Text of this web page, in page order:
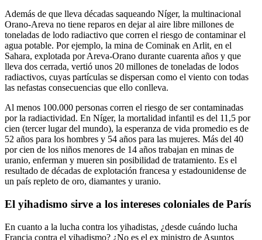
Además de que lleva décadas saqueando Níger, la multinacional
Orano-Areva no tiene reparos en dejar al aire libre millones de
toneladas de lodo radiactivo que corren el riesgo de contaminar el
agua potable. Por ejemplo, la mina de Cominak en Arlit, en el
Sahara, explotada por Areva-Orano durante cuarenta años y que
lleva dos cerrada, vertió unos 20 millones de toneladas de lodos
radiactivos, cuyas partículas se dispersan como el viento con todas
las nefastas consecuencias que ello conlleva.
Al menos 100.000 personas corren el riesgo de ser contaminadas
por la radiactividad. En Níger, la mortalidad infantil es del 11,5 por
cien (tercer lugar del mundo), la esperanza de vida promedio es de
52 años para los hombres y 54 años para las mujeres. Más del 40
por cien de los niños menores de 14 años trabajan en minas de
uranio, enferman y mueren sin posibilidad de tratamiento. Es el
resultado de décadas de explotación francesa y estadounidense de
un país repleto de oro, diamantes y uranio.
El yihadismo sirve a los intereses coloniales de París
En cuanto a la lucha contra los yihadistas, ¿desde cuándo lucha
Francia contra el yihadismo? ¿No es el ex ministro de Asuntos